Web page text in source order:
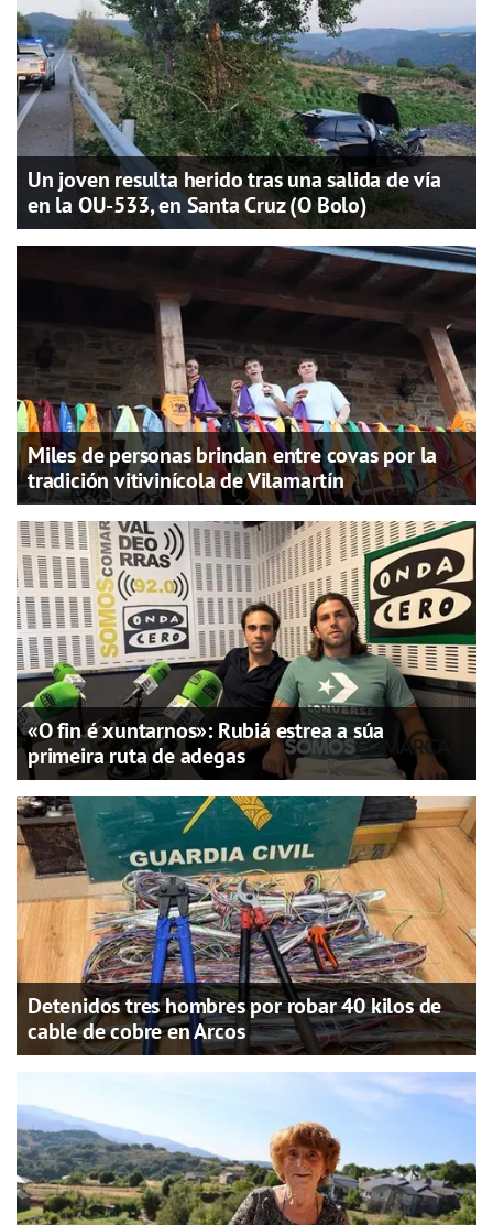
Un joven resulta herido tras una salida de vía
en la OU-533, en Santa Cruz (O Bolo)
Miles de personas brindan entre covas por la
tradición vitivinícola de Vilamartín
«O fin é xuntarnos»: Rubiá estrea a súa
primeira ruta de adegas
Detenidos tres hombres por robar 40 kilos de
cable de cobre en Arcos